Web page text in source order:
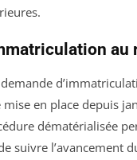
mise en place depuis
dématérialisée
suivre l’avancement